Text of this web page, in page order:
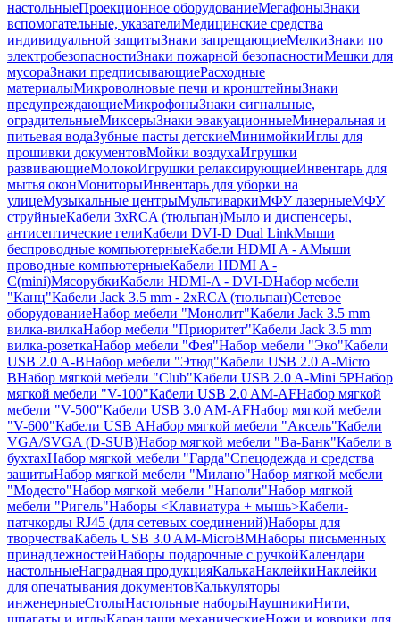
настольныеПроекционное оборудованиеМегафоныЗнаки
вспомогательные, указателиМедицинские средства
индивидуальной защитыЗнаки запрещающиеМелкиЗнаки по
электробезопасностиЗнаки пожарной безопасностиМешки для
мусораЗнаки предписывающиеРасходные
материалыМикроволновые печи и кронштейныЗнаки
предупреждающиеМикрофоныЗнаки сигнальные,
оградительныеМиксерыЗнаки эвакуационныеМинеральная и
питьевая водаЗубные пасты детскиеМинимойкиИглы для
прошивки документовМойки воздухаИгрушки
развивающиеМолокоИгрушки релаксирующиеИнвентарь для
мытья оконМониторыИнвентарь для уборки на
улицеМузыкальные центрыМультиваркиМФУ лазерныеМФУ
струйныеКабели 3xRCA (тюльпан)Мыло и диспенсеры,
антисептические гелиКабели DVI-D Dual LinkМыши
беспроводные компьютерныеКабели HDMI A - AМыши
проводные компьютерныеКабели HDMI A -
C(mini)МясорубкиКабели HDMI-A - DVI-DНабор мебели
"Канц"Кабели Jack 3.5 mm - 2xRCA (тюльпан)Сетевое
оборудованиеНабор мебели "Монолит"Кабели Jack 3.5 mm
вилка-вилкаНабор мебели "Приоритет"Кабели Jack 3.5 mm
вилка-розеткаНабор мебели "Фея"Набор мебели "Эко"Кабели
USB 2.0 A-BНабор мебели "Этюд"Кабели USB 2.0 A-Micro
BНабор мягкой мебели "Club"Кабели USB 2.0 A-Mini 5PНабор
мягкой мебели "V-100"Кабели USB 2.0 AM-AFНабор мягкой
мебели "V-500"Кабели USB 3.0 AM-AFНабор мягкой мебели
"V-600"Кабели USB AНабор мягкой мебели "Аксель"Кабели
VGA/SVGA (D-SUB)Набор мягкой мебели "Ва-Банк"Кабели в
бухтахНабор мягкой мебели "Гарда"Спецодежда и средства
защитыНабор мягкой мебели "Милано"Набор мягкой мебели
"Модесто"Набор мягкой мебели "Наполи"Набор мягкой
мебели "Ригель"Наборы <Клавиатура + мышь>Кабели-
патчкорды RJ45 (для сетевых соединений)Наборы для
творчестваКабель USB 3.0 AM-MicroBMНаборы письменных
принадлежностейНаборы подарочные с ручкойКалендари
настольныеНаградная продукцияКалькаНаклейкиНаклейки
для опечатывания документовКалькуляторы
инженерныеСтолыНастольные наборыНаушникиНити,
шпагаты и иглыКарандаши механическиеНожи и коврики для